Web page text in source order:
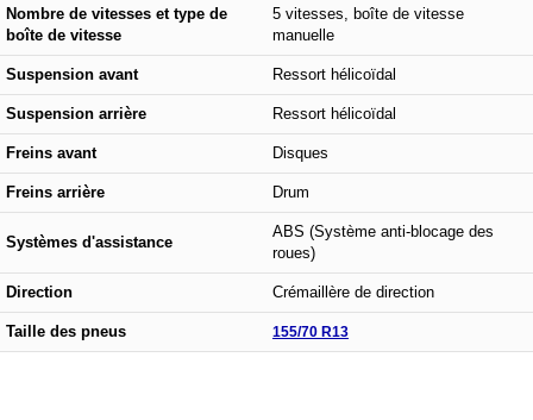
Nombre de vitesses et type de
boîte de vitesse
5 vitesses, boîte de vitesse
manuelle
Suspension avant Ressort hélicoïdal
Suspension arrière Ressort hélicoïdal
Freins avant Disques
Freins arrière Drum
Systèmes d'assistance
ABS (Système anti-blocage des
roues)
Direction Crémaillère de direction
Taille des pneus 155/70 R13